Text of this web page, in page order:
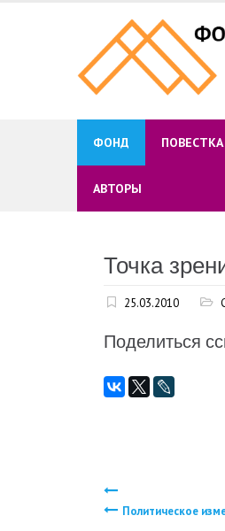
ФОНД ПОВЕСТКА
АВТОРЫ
Точка
25.03.2010
Поделиться
Политическое